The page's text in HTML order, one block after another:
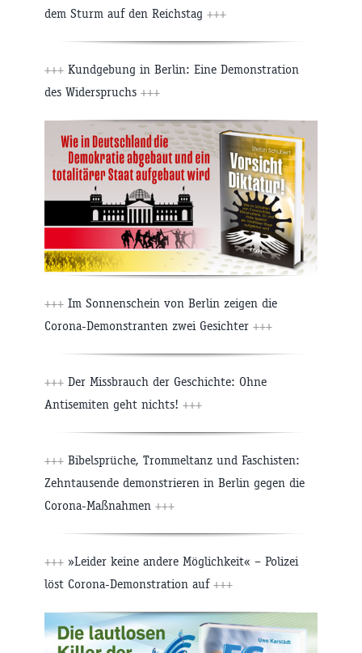
dem Sturm auf den Reichstag +++
+++ Kundgebung in Berlin: Eine Demonstration
des Widerspruchs +++
+++ Im Sonnenschein von Berlin zeigen die
Corona-Demonstranten zwei Gesichter +++
+++ Der Missbrauch der Geschichte: Ohne
Antisemiten geht nichts! +++
+++ Bibelsprüche, Trommeltanz und Faschisten:
Zehntausende demonstrieren in Berlin gegen die
Corona-Maßnahmen +++
+++ »Leider keine andere Möglichkeit« – Polizei
löst Corona-Demonstration auf +++